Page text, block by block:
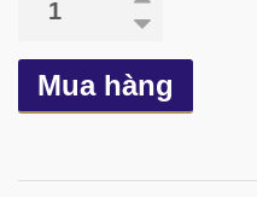
Mua hàng